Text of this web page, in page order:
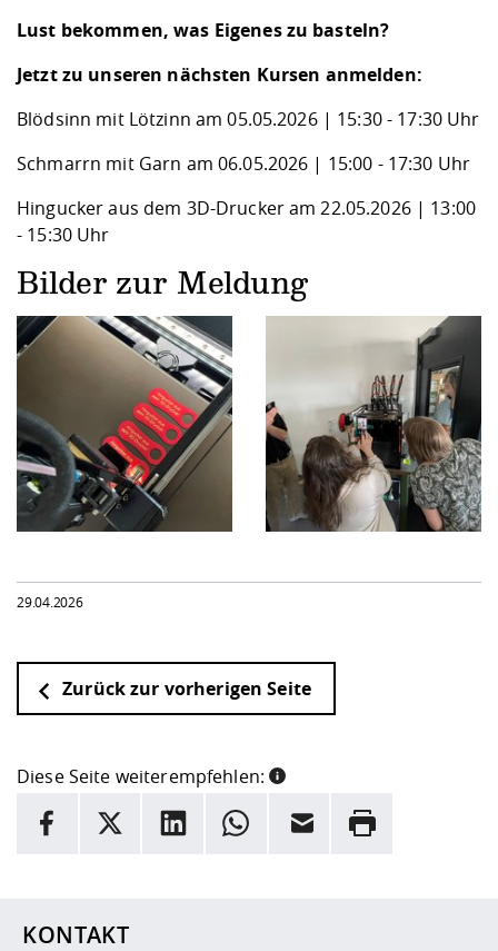
Lust bekommen, was Eigenes zu basteln?
Jetzt zu unseren nächsten Kursen anmelden:
Blödsinn mit Lötzinn am 05.05.2026 | 15:30 - 17:30 Uhr
Schmarrn mit Garn am 06.05.2026 | 15:00 - 17:30 Uhr
Hingucker aus dem 3D-Druckeram 22.05.2026 | 13:00
- 15:30 Uhr
Bilder zur Meldung
29.04.2026
Zurück zur vorherigen Seite
Diese Seite weiterempfehlen:
INFORMATION
Facebook
X LinkedInWhatsappE-Mail Drucken
KONTAKT